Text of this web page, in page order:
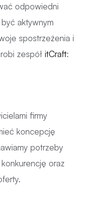
odpowiedni
aktywnym
spostrzeżenia i
zespół itCraft:
firmy
koncepcję
potrzeby
oraz